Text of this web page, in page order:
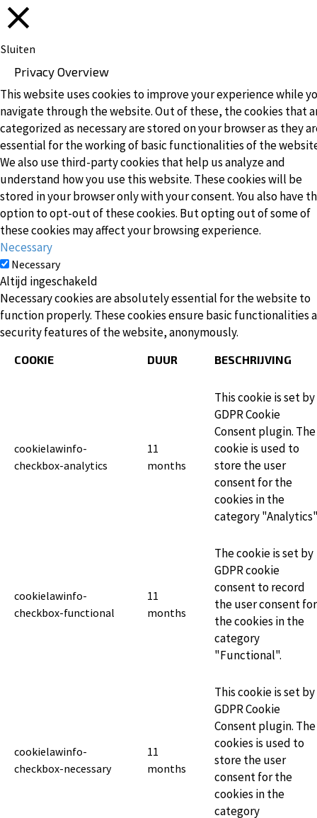
Sluiten
Privacy Overview
This website uses cookies to improve your experience while
navigate through the website. Out of these, the cookies that
categorized as necessary are stored on your browser as they
essential for the working of basic functionalities of the
We also use third-party cookies that help us analyze and
understand how you use this website. These cookies will be
stored in your browser only with your consent. You also have
option to opt-out of these cookies. But opting out of some of
these cookies may affect your browsing experience.
Necessary
Necessary
Altijd ingeschakeld
Necessary cookies are absolutely essential for the website to
function properly. These cookies ensure basic functionalities
security features of the website, anonymously.
COOKIE DUUR BESCHRIJVING
cookielawinfo-
checkbox-analytics
11
months
This cookie is set by
GDPR Cookie
Consent plugin. The
cookie is used to
store the user
consent for the
cookies in the
category
cookielawinfo-
checkbox-functional
11
months
The cookie is set by
GDPR cookie
consent to record
the user consent for
the cookies in the
category
"Functional".
cookielawinfo-
checkbox-necessary
11
months
This cookie is set by
GDPR Cookie
Consent plugin. The
cookies is used to
store the user
consent for the
cookies in the
category